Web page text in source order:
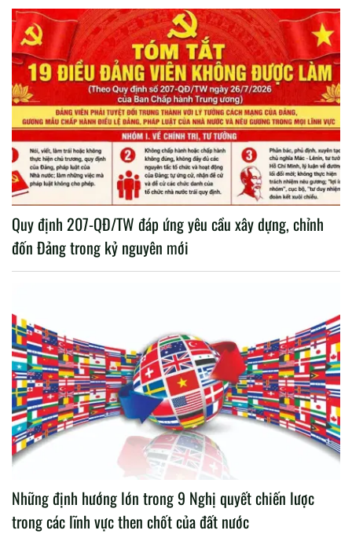
Quy định 207-QĐ/TW đáp ứng yêu cầu xây dựng, chỉnh
đốn Đảng trong kỷ nguyên mới
Những định hướng lớn trong 9 Nghị quyết chiến lược
trong các lĩnh vực then chốt của đất nước